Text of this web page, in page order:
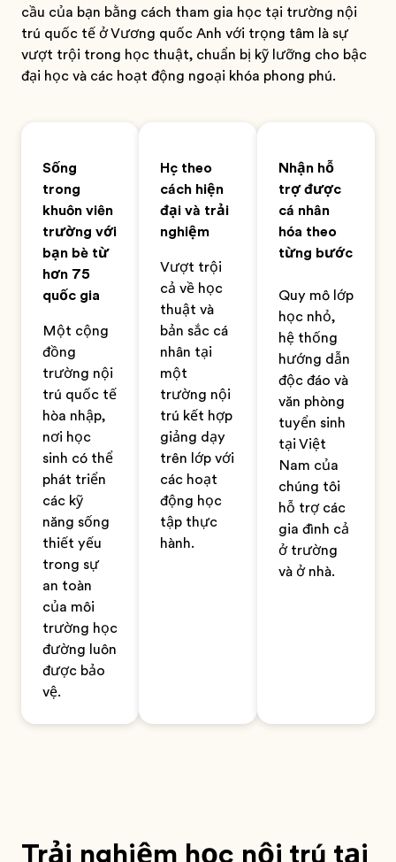
cầu của bạn bằng cách tham gia học tại trường nội
trú quốc tế ở Vương quốc Anh với trọng tâm là sự
vượt trội trong học thuật, chuẩn bị kỹ lưỡng cho bậc
đại học và các hoạt động ngoại khóa phong phú.
Sống
trong
khuôn viên
trường với
bạn bè từ
hơn 75
quốc gia
Một cộng
đồng
trường nội
trú quốc tế
hòa nhập,
nơi học
sinh có thể
phát triển
các kỹ
năng sống
thiết yếu
trong sự
an toàn
của môi
trường học
đường luôn
được bảo
vệ.
Học theo
cách hiện
đại và trải
nghiệm
Vượt trội
cả về học
thuật và
bản sắc cá
nhân tại
một
trường nội
trú kết hợp
giảng dạy
trên lớp với
các hoạt
động học
tập thực
hành.
Nhận hỗ
trợ được
cá nhân
hóa theo
từng bước
Quy mô lớp
học nhỏ,
hệ thống
hướng dẫn
độc đáo và
văn phòng
tuyển sinh
tại Việt
Nam của
chúng tôi
hỗ trợ các
gia đình cả
ở trường
và ở nhà.
Trải nghiệm học nội trú tại